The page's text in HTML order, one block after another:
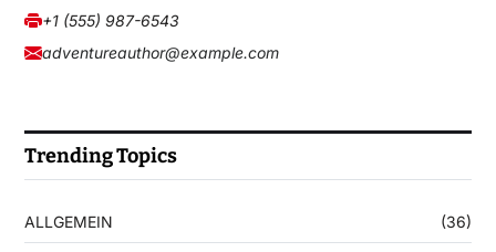
+1 (555) 987-6543
adventureauthor@example.com
Trending Topics
ALLGEMEIN (36)